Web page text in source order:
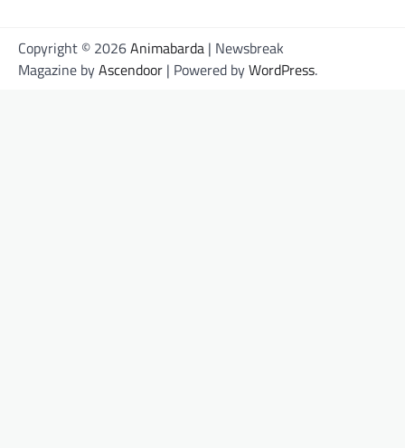
Copyright © 2026Animabarda | Newsbreak
Magazine byAscendoor | Powered byWordPress.